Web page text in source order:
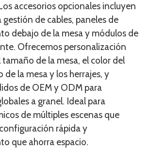
accesorios opcionales incluyen
gestión de cables, paneles de
debajo de la mesa y módulos de
Ofrecemos personalización
de la mesa, el color del
de la mesa y los herrajes, y
de OEM y ODM para
a granel. Ideal para
de múltiples escenas que
rápida y
que ahorra espacio.